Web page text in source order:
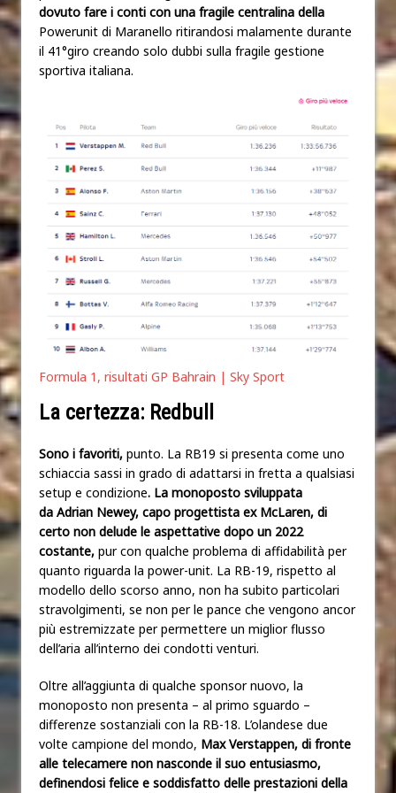
dovuto fare i conti con una fragile centralina della
Powerunit di Maranello ritirandosi malamente durante
il 41°giro creando solo dubbi sulla fragile gestione
sportiva italiana.
Formula 1, risultati GP Bahrain | Sky Sport
La certezza: Redbull
Sono i favoriti, punto. La RB19 si presenta come uno
schiaccia sassi in grado di adattarsi in fretta a qualsiasi
setup e condizione. La monoposto sviluppata
da Adrian Newey, capo progettista ex McLaren, di
certo non delude le aspettative dopo un 2022
costante, pur con qualche problema di affidabilità per
quanto riguarda la power-unit. La RB-19, rispetto al
modello dello scorso anno, non ha subito particolari
stravolgimenti, se non per le pance che vengono ancor
più estremizzate per permettere un miglior flusso
dell’aria all’interno dei condotti venturi.
Oltre all’aggiunta di qualche sponsor nuovo, la
monoposto non presenta – al primo sguardo –
differenze sostanziali con la RB-18. L’olandese due
volte campione del mondo, Max Verstappen, di fronte
alle telecamere non nasconde il suo entusiasmo,
definendosi felice e soddisfatto delle prestazioni della